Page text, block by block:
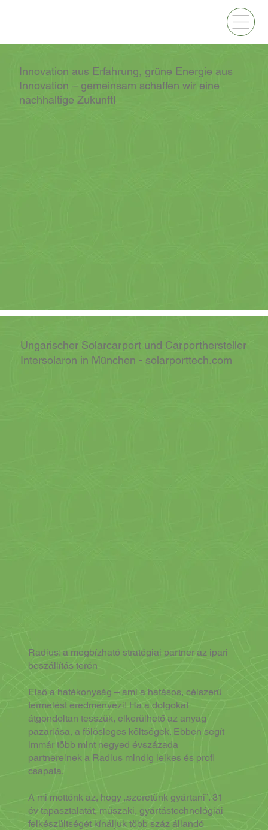
Ungarischer Solarcarport und Carporthersteller
Intersolaron in München - solarporttech.com
Radius: a megbízható stratégiai partner az ipari
beszállítás terén
Első a hatékonyság ‒ ami a hatásos, célszerű
termelést eredményezi! Ha a dolgokat
átgondoltan tesszük, elkerülhető az anyag
pazarlása, a fölösleges költségek. Ebben segít
immár több mint negyed évszázada
partnereinek a Radius mindig lelkes és profi
csapata.
A mi mottónk az, hogy „szeretünk gyártani”. 31
év tapasztalatát, műszaki, gyártástechnológiai
felkészültségét kínáljuk több száz állandó
Innovation aus Erfahrung, grüne Energie aus
Innovation – gemeinsam schaffen wir eine
nachhaltige Zukunft!